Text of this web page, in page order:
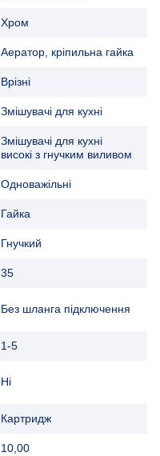
Хром
Аератор, кріпильна гайка
Врізні
Змішувачі для кухні
Змішувачі для кухні
високі з гнучким виливом
Одноважільні
Гайка
Гнучкий
35
Без шланга підключення
1-5
Ні
Картридж
10,00